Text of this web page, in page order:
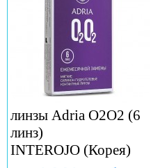
линзы Adria O2O2 (6
линз)
INTEROJO (Корея)